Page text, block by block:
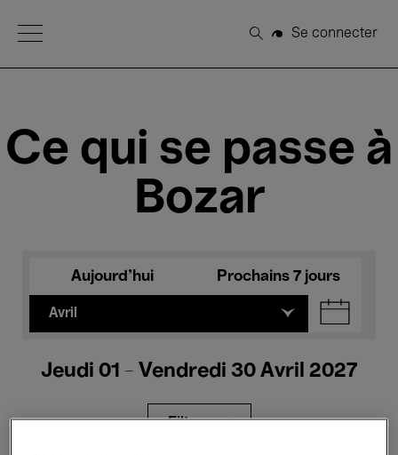
Open Menu
Rechercher
Se connecter
Ce qui se passe à
Bozar
Aujourd'hui Prochains 7 jours
Avril
Jeudi 01 - Vendredi 30 Avril 2027
Filtres